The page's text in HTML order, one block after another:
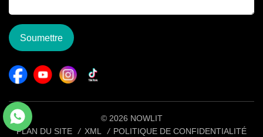
Soumettre
© 2026 NOWLIT
PLAN DU SITE
/ XML / POLITIQUE DE CONFIDENTIALITÉ